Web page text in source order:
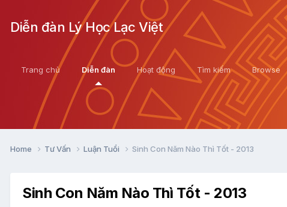
Diễn đàn Lý Học Lạc Việt
Trang chủ Diễn đàn Hoạt động Tìm kiếm Browse
Home Tư Vấn Luận Tuổi Sinh Con Năm Nào Thì Tốt - 2013
Sinh Con Năm Nào Thì Tốt - 2013